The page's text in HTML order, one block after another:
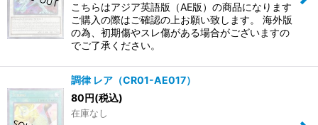
こちらはアジア英語版（AE版）の商品になります
ご購入の際はご確認の上お願い致します。 海外版
の為、初期傷やスレ傷がある場合がございますの
でご了承ください。
調律 レア（CR01-AE017）
80円(税込)
在庫なし